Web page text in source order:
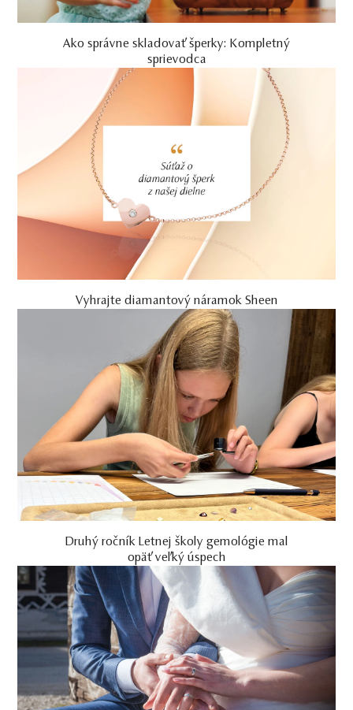
Ako správne skladovať šperky: Kompletný
sprievodca
Vyhrajte diamantový náramok Sheen
Druhý ročník Letnej školy gemológie mal
opäť veľký úspech